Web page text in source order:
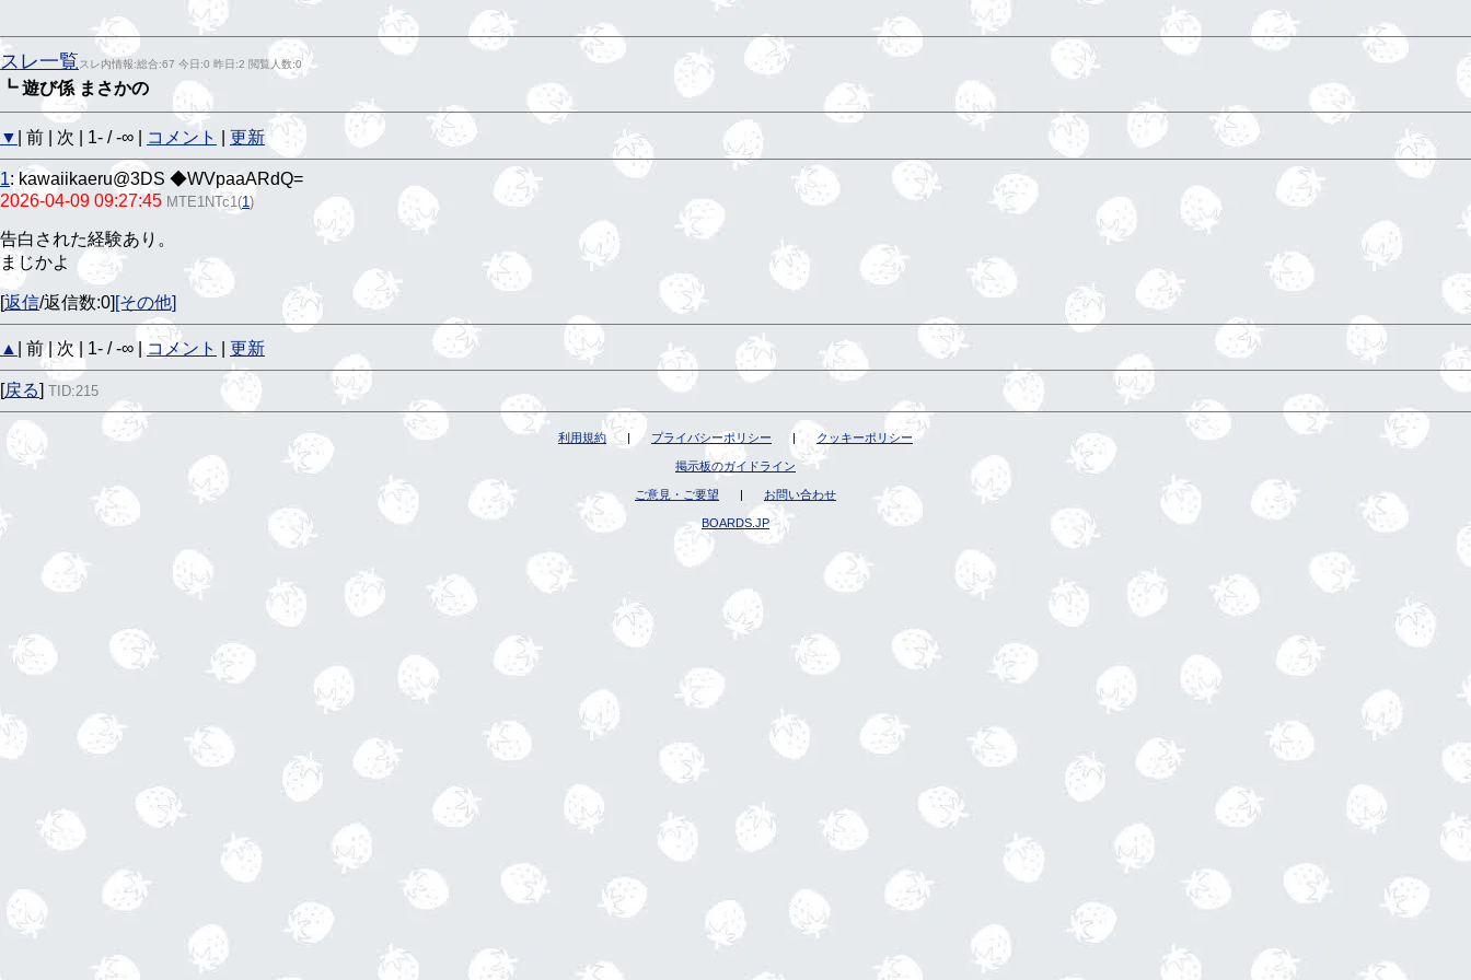
スレ一覧 スレ内情報:総合:67 今日:0 昨日:2 閲覧人数:0
┗ 遊び係 まさかの
▼ | 前 | 次 | 1- / -∞ | コメント 更新
1:kawaiikaeru@3DS ◆WVpaaARdQ=
2026-04-09 09:27:45 MTE1NTc1(1)
告白された経験あり。
まじかよ
[返信/返信数:0] [その他]
▲ | 前 | 次 | 1- / -∞ | コメント 更新
[戻る] TID:215
利用規約 | プライバシーポリシー | クッキーポリシー
掲示板のガイドライン
ご意見・ご要望 お問い合わせ
BOARDS.JP